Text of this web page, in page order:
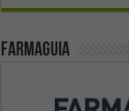
Farmaguia